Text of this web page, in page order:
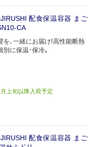
配食保温容器 まご
CA
を､一緒にお届け!高性能断熱
別に保温･保冷｡
上旬以降入荷予定
配食保温容器 まご